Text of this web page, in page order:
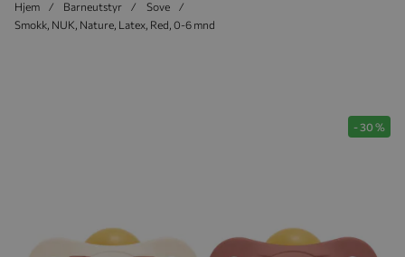
Hjem Barneutstyr
Sove
Smokk, NUK, Nature, Latex, Red, 0-6 mnd
-30 %